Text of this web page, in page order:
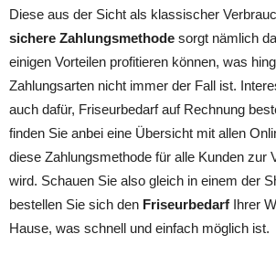
Diese aus der Sicht als klassischer
sichere Zahlungsmethode sorgt nämlich
einigen Vorteilen profitieren können, was
Zahlungsarten nicht immer der Fall ist.
auch dafür, Friseurbedarf auf Rechnung
finden Sie anbei eine Übersicht mit allen
diese Zahlungsmethode für alle Kunden zur
wird. Schauen Sie also gleich in einem der
bestellen Sie sich den Friseurbedarf Ihrer
Hause, was schnell und einfach möglich ist.